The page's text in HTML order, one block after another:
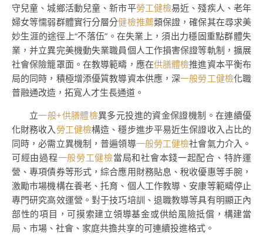
守兒童、城鄉活動兒童、新市平勞工健檢易近、殘疾人、老年
婦女等懦弱群體實行分層分健檢推薦類保證，確保其在尋求美
妙生涯的途徑上“不落伍”。在失業上，須出力穩固重點群體失
業，并立異完美機動失業職員個人工作損害保證等軌制，擴展
社會保險籠罩面。在教導範疇，應在供膳體檢推進資本平衡布
局的同時，積極增添優質教導資本供應，深一般勞工健檢化職
普融通改造，拓寬人才生長通道。
立一般+供膳體檢異多元投進的資金保證機制。在連續優
化財務收入 勞工健檢構造、穩步進步平易近生保證收入占比的
同時，必需立異機制，普遍領導一般勞工健檢社會氣力介入。
可經由過程一般勞工健檢當局和社會本錢一起配合、特許運
營、專項債券等形式，綜合應用財務貼息、稅收優惠等手腕，
激勵市場機構在養老、托育、個人工作教導、安康等範疇停止
專門研究高效運營。對于技巧培訓、退職教導等具有明顯正內
部性的項目，可摸索建立領導基金或供給風險抵償，構建當
局、市場、社會、家庭共擔共享的可連續投進格式。